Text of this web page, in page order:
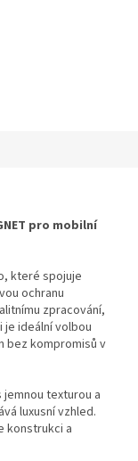
pro mobilní
které spojuje
ochranu
zpracování,
ideální volbou
bez kompromisů v
texturou a
luxusní vzhled.
konstrukci a